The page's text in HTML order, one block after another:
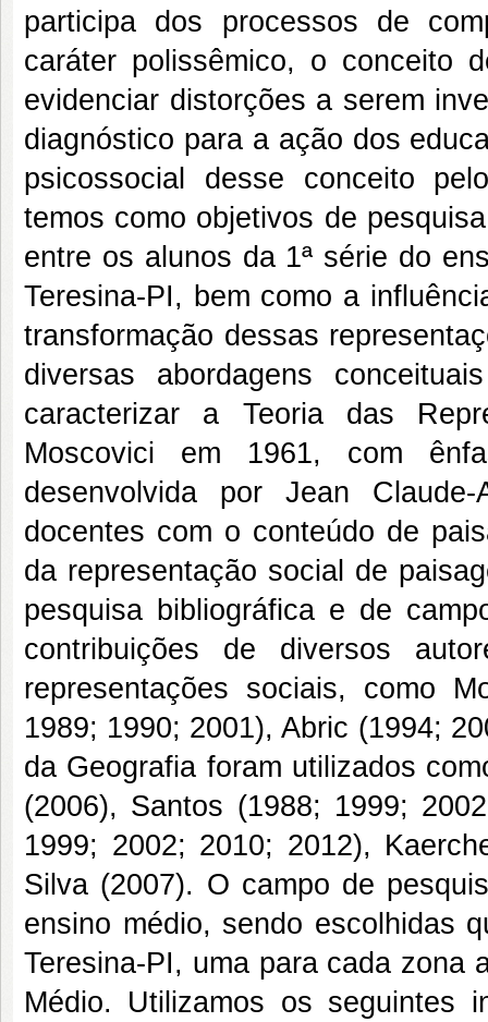
participa dos processos de
caráter polissêmico, o conceito
evidenciar distorções a serem
diagnóstico para a ação dos
psicossocial desse conceito
temos como objetivos de
entre os alunos da 1ª série do
Teresina-PI, bem como a
transformação dessas
diversas abordagens
caracterizar a Teoria das
Moscovici em 1961, com
desenvolvida por Jean
docentes com o conteúdo de
da representação social de
pesquisa bibliográfica e de
contribuições de diversos
representações sociais, como
1989; 1990; 2001), Abric (1994;
da Geografia foram utilizados
(2006), Santos (1988; 1999;
1999; 2002; 2010; 2012),
Silva (2007). O campo de
ensino médio, sendo escolhidas
Teresina-PI, uma para cada zona
Médio. Utilizamos os seguintes